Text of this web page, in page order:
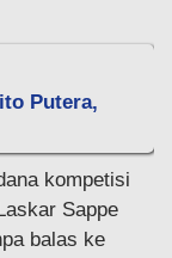
Putera,
kompetisi
Sappe
balas ke